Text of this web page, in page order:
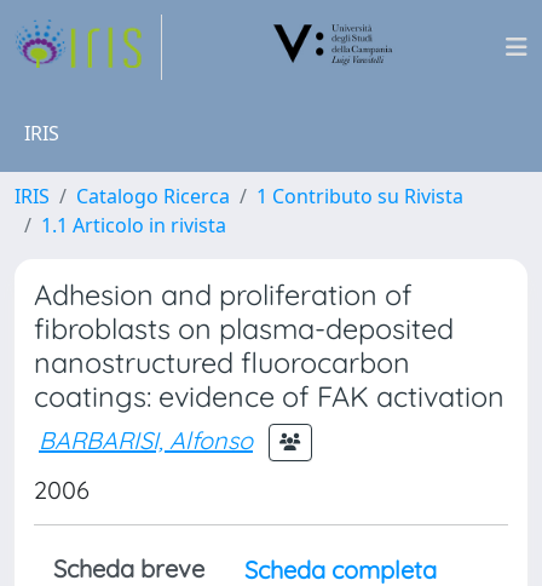
IRIS
IRIS Catalogo Ricerca
1 Contributo su Rivista
1.1 Articolo in rivista
Adhesion and proliferation of
fibroblasts on plasma-deposited
nanostructured fluorocarbon
coatings: evidence of FAK activation
BARBARISI, Alfonso
2006
Scheda breve
Scheda completa